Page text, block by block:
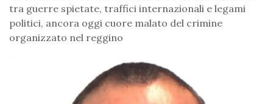
tra guerre spietate, traffici internazionali e legami
politici, ancora oggi cuore malato del crimine
organizzato nel reggino